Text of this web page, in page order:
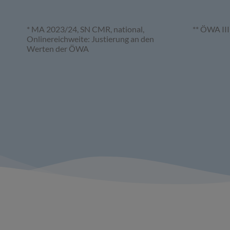
* MA 2023/24, SN CMR, national,
Onlinereichweite: Justierung an den
Werten der ÖWA
** ÖWA